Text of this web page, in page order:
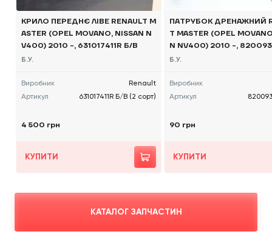
КРИЛО ПЕРЕДНЄ ЛІВЕ RENAULT M
ASTER (OPEL MOVANO, NISSAN N
V400) 2010 -, 631017411R Б/В
Б.У.
Виробник
Renault
Артикул
631017411R Б/В (2 сорт)
4 500 грн
КУПИТИ
ПАТРУБОК ДРЕНАЖНИЙ
T MASTER (OPEL
N NV400) 2010 -,
В
Б.У.
Виробник
Артикул
90 грн
КУПИТИ
КАТАЛОГ ЗАПЧАСТИН